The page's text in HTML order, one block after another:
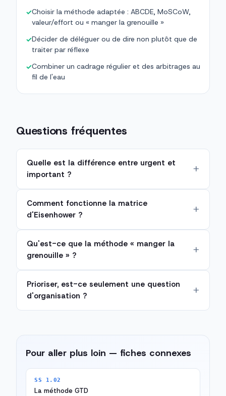
✓Choisir la méthode adaptée : ABCDE, MoSCoW,
valeur/effort ou « manger la grenouille »
✓Décider de déléguer ou de dire non plutôt que de
traiter par réflexe
✓Combiner un cadrage régulier et des arbitrages au
fil de l'eau
Questions fréquentes
Quelle est la différence entre urgent et
important ?
Comment fonctionne la matrice
d'Eisenhower ?
Qu'est-ce que la méthode « manger la
grenouille » ?
Prioriser, est-ce seulement une question
d'organisation ?
Pour aller plus loin — fiches connexes
SS 1.02
La méthode GTD